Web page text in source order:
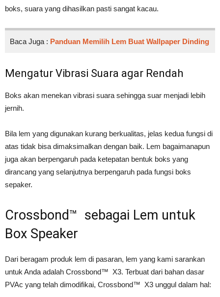
boks, suara yang dihasilkan pasti sangat kacau.
Baca Juga : Panduan Memilih Lem Buat Wallpaper Dinding
Mengatur Vibrasi Suara agar Rendah
Boks akan menekan vibrasi suara sehingga suar menjadi lebih
jernih.
Bila lem yang digunakan kurang berkualitas, jelas kedua fungsi di
atas tidak bisa dimaksimalkan dengan baik. Lem bagaimanapun
juga akan berpengaruh pada ketepatan bentuk boks yang
dirancang yang selanjutnya berpengaruh pada fungsi boks
sepaker.
Crossbond™ sebagai Lem untuk
Box Speaker
Dari beragam produk lem di pasaran, lem yang kami sarankan
untuk Anda adalah Crossbond™ X3. Terbuat dari bahan dasar
PVAc yang telah dimodifikai, Crossbond™ X3 unggul dalam hal: